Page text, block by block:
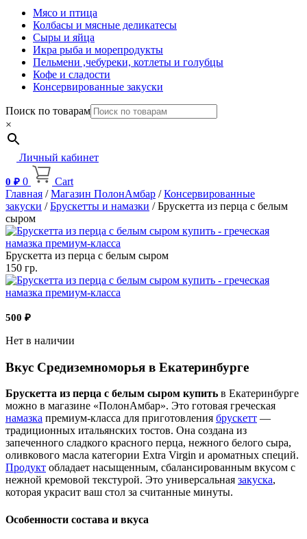
Мясо и птица
Колбасы и мясные деликатесы
Сыры и яйца
Икра рыба и морепродукты
Пельмени ,чебуреки, котлеты и голубцы
Кофе и сладости
Консервированные закуски
Поиск по товарам
×
Личный кабинет
0 ₽ 0
Cart
Главная /Магазин ПолонАмбар /Консервированные
закуски /Брускетты и намазки / Брускетта из перца с белым
сыром
Брускетта из перца с белым сыром
150 гр.
500 ₽
Нет в наличии
Вкус Средиземноморья в Екатеринбурге
Брускетта из перца с белым сыром купить в Екатеринбурге
можно в магазине «ПолонАмбар». Это готовая греческая
намазка премиум-класса для приготовления брускетт —
традиционных итальянских тостов. Она создана из
запеченного сладкого красного перца, нежного белого сыра,
оливкового масла категории Extra Virgin и ароматных специй.
Продукт обладает насыщенным, сбалансированным вкусом с
нежной кремовой текстурой. Это универсальная закуска,
которая украсит ваш стол за считанные минуты.
Особенности состава и вкуса